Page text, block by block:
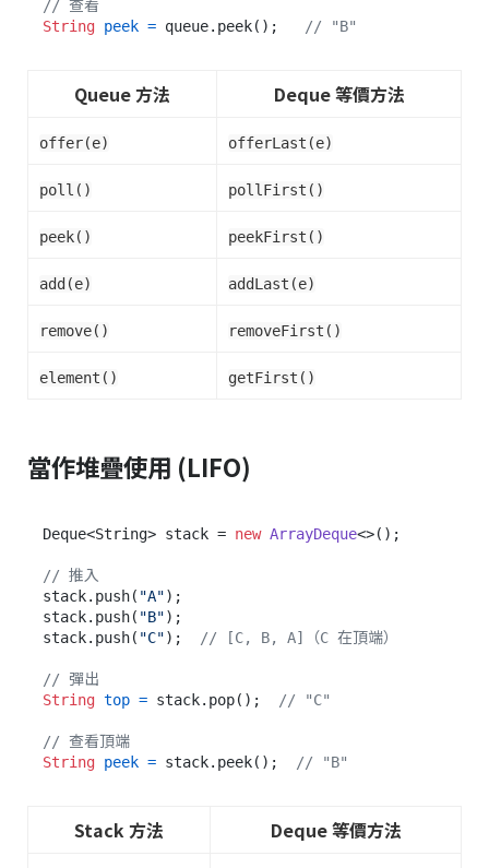
// 查看
String peek = queue.peek(); // "B"
Queue 方法 Deque 等價方法
offer(e) offerLast(e)
poll() pollFirst()
peek() peekFirst()
add(e) addLast(e)
remove() removeFirst()
element() getFirst()
當作堆疊使用 (LIFO)
Deque<String> stack = new ArrayDeque<>();
// 推入
stack.push( "A");
stack.push( "B");
stack.push( "C"); // [C, B, A]（C 在頂端）
// 彈出
String top = stack.pop(); // "C"
// 查看頂端
String peek = stack.peek(); // "B"
Stack 方法 Deque 等價方法